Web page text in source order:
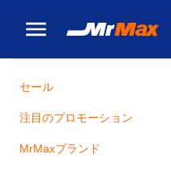
セール
注目のプロモーション
MrMaxブランド